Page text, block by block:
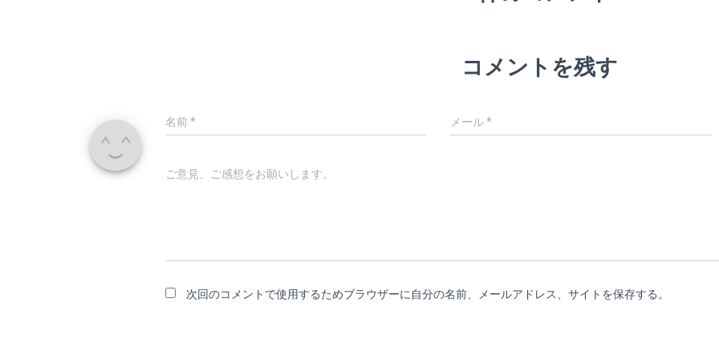
コメントを残す
名前* メール*
ご意見、ご感想をお願いします。
次回のコメントで使用するためブラウザーに自分の名前、メールアドレス、サイトを保存する。